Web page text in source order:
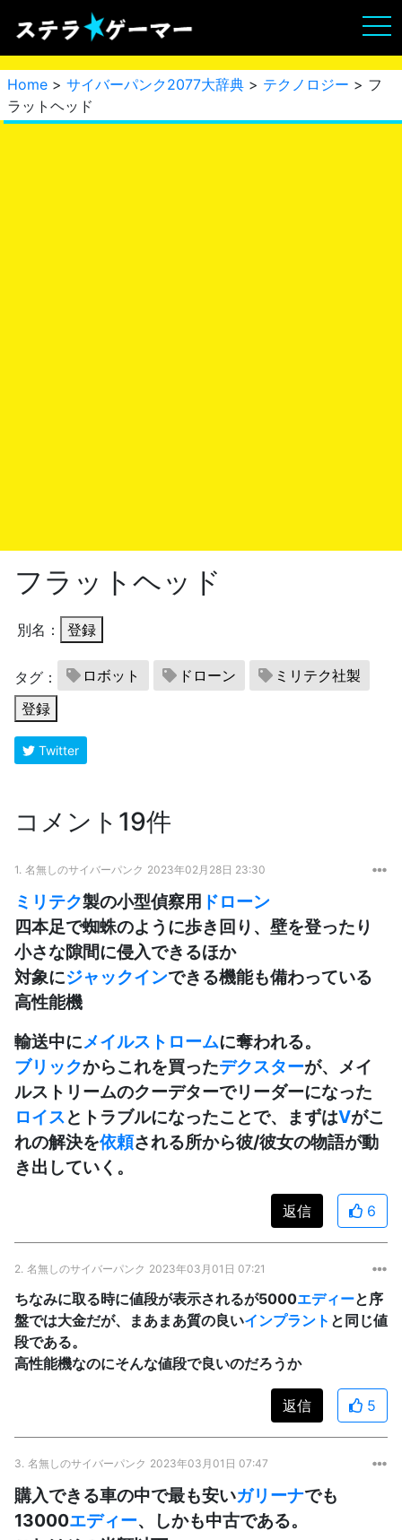
Home > サイバーパンク2077大辞典 > テクノロジー > フ
ラットヘッド
フラットヘッド
別名： 登録
タグ： ロボット ドローン
ミリテク社製
登録
Twitter
コメント19件
1. 名無しのサイバーパンク 2023年02月28日 23:30
ミリテク製の小型偵察用 ドローン
四本足で蜘蛛のように歩き回り、壁を登ったり
小さな隙間に侵入できるほか
対象にジャックインできる機能も備わっている
高性能機
輸送中にメイルストロームに奪われる。
ブリックからこれを買ったデクスターが、メイ
ルストリームのクーデターでリーダーになった
ロイスとトラブルになったことで、まずはVがこ
れの解決を依頼される所から彼/彼女の物語が動
き出していく。
返信 6
2. 名無しのサイバーパンク 2023年03月01日 07:21
ちなみに取る時に値段が表示されるが5000エディーと序
盤では大金だが、まあまあ質の良いインプラント と同じ値
段である。
高性能機なのにそんな値段で良いのだろうか
返信 5
3. 名無しのサイバーパンク 2023年03月01日 07:47
購入できる車の中で最も安いガリーナでも
13000エディー、しかも中古である。